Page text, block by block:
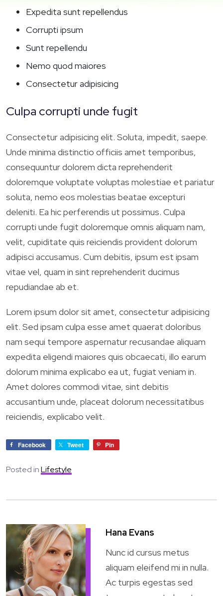
Expedita sunt repellendus
Corrupti ipsum
Sunt repellendu
Nemo quod maiores
Consectetur adipisicing
Culpa corrupti unde fugit
Consectetur adipisicing elit. Soluta, impedit, saepe.
Unde minima distinctio officiis amet temporibus,
consequuntur dolorem dicta reprehenderit
doloremque voluptate voluptas molestiae et pariatur
soluta, nemo eos molestias beatae excepturi
deleniti. Ea hic perferendis ut possimus. Culpa
corrupti unde fugit doloremque omnis aliquam nam,
velit, cupiditate quis reiciendis provident dolorum
adipisci accusamus. Cum debitis, ipsum est ipsam
vitae vel, quam in sint reprehenderit ducimus
repudiandae ab et.
Lorem ipsum dolor sit amet, consectetur adipisicing
elit. Sed ipsam culpa esse amet quaerat doloribus
nam sequi tempore aspernatur recusandae aliquam
expedita eligendi maiores quis obcaecati, illo earum
dolorum minima explicabo ea ut, fugiat veniam in.
Amet dolores commodi vitae, sint debitis
accusantium unde, placeat dolorum necessitatibus
reiciendis, explicabo velit.
Facebook Tweet Pin
Posted inLifestyle
Hana Evans
Nunc id cursus metus
aliquam eleifend mi in nulla.
Ac turpis egestas sed